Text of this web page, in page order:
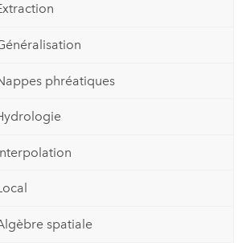
phréatiques
spatiale